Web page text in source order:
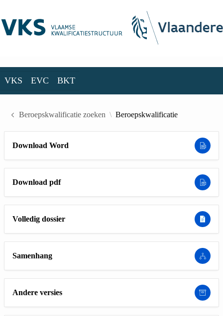
VKS EVC BKT
Beroepskwalificatie zoeken Beroepskwalificatie
Download Word
Download pdf
Volledig dossier
Samenhang
Andere versies